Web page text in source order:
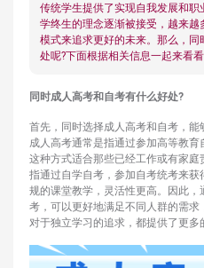
传统学生提供了实现自我发展和
学终生的理念逐渐被接受，越来
模式来追求更好的未来。那么，
处呢?下面根据相关信息一起来看
同时成人高考和自考有什么好处?
首先，同时选择成人高考和自考，能
成人高考通常是指通过参加高等教育
这种方式适合那些已经工作或有家
指通过自学自考，参加自考统考来
规的课堂教学，灵活性更高。因此，
考，可以更好地满足不同人群的需
对于独立学习的追求，都提供了更多